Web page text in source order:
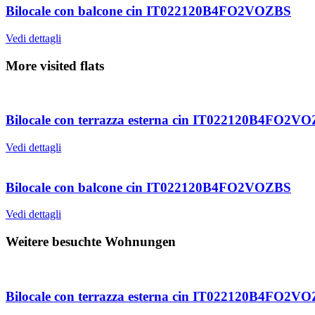
Bilocale con balcone cin IT022120B4FO2VOZBS
Vedi dettagli
More visited flats
Bilocale con terrazza esterna cin
Vedi dettagli
Bilocale con balcone cin IT022120B4FO2VOZBS
Vedi dettagli
Weitere besuchte Wohnungen
Bilocale con terrazza esterna cin